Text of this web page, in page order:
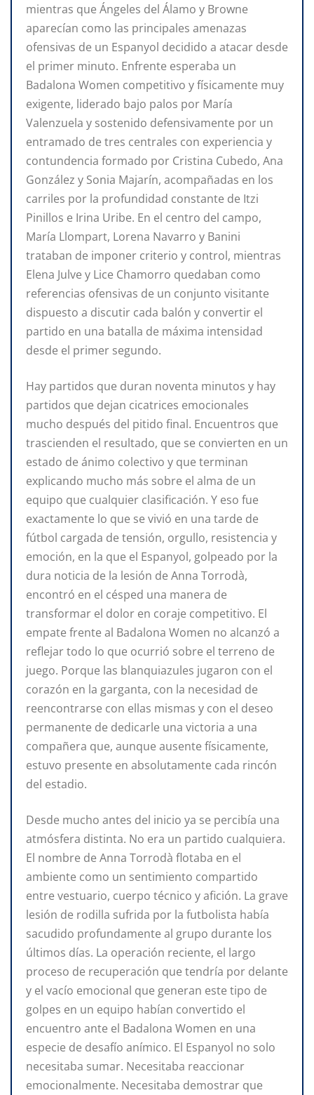
mientras que Ángeles del Álamo y Browne
aparecían como las principales amenazas
ofensivas de un Espanyol decidido a atacar desde
el primer minuto. Enfrente esperaba un
Badalona Women competitivo y físicamente muy
exigente, liderado bajo palos por María
Valenzuela y sostenido defensivamente por un
entramado de tres centrales con experiencia y
contundencia formado por Cristina Cubedo, Ana
González y Sonia Majarín, acompañadas en los
carriles por la profundidad constante de Itzi
Pinillos e Irina Uribe. En el centro del campo,
María Llompart, Lorena Navarro y Banini
trataban de imponer criterio y control, mientras
Elena Julve y Lice Chamorro quedaban como
referencias ofensivas de un conjunto visitante
dispuesto a discutir cada balón y convertir el
partido en una batalla de máxima intensidad
desde el primer segundo.
Hay partidos que duran noventa minutos y hay
partidos que dejan cicatrices emocionales
mucho después del pitido final. Encuentros que
trascienden el resultado, que se convierten en un
estado de ánimo colectivo y que terminan
explicando mucho más sobre el alma de un
equipo que cualquier clasificación. Y eso fue
exactamente lo que se vivió en una tarde de
fútbol cargada de tensión, orgullo, resistencia y
emoción, en la que el Espanyol, golpeado por la
dura noticia de la lesión de Anna Torrodà,
encontró en el césped una manera de
transformar el dolor en coraje competitivo. El
empate frente al Badalona Women no alcanzó a
reflejar todo lo que ocurrió sobre el terreno de
juego. Porque las blanquiazules jugaron con el
corazón en la garganta, con la necesidad de
reencontrarse con ellas mismas y con el deseo
permanente de dedicarle una victoria a una
compañera que, aunque ausente físicamente,
estuvo presente en absolutamente cada rincón
del estadio.
Desde mucho antes del inicio ya se percibía una
atmósfera distinta. No era un partido cualquiera.
El nombre de Anna Torrodà flotaba en el
ambiente como un sentimiento compartido
entre vestuario, cuerpo técnico y afición. La grave
lesión de rodilla sufrida por la futbolista había
sacudido profundamente al grupo durante los
últimos días. La operación reciente, el largo
proceso de recuperación que tendría por delante
y el vacío emocional que generan este tipo de
golpes en un equipo habían convertido el
encuentro ante el Badalona Women en una
especie de desafío anímico. El Espanyol no solo
necesitaba sumar. Necesitaba reaccionar
emocionalmente. Necesitaba demostrar que